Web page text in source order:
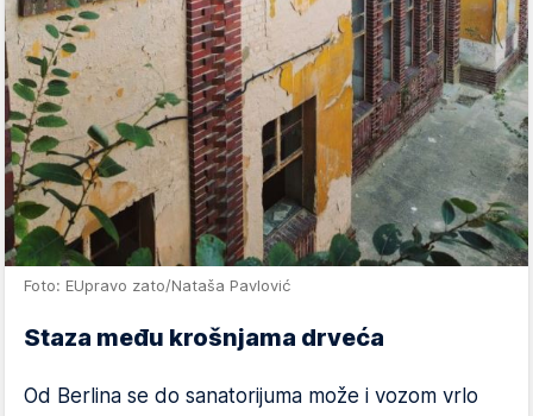
Foto: EUpravo zato/Nataša Pavlović
Staza među krošnjama drveća
Od Berlina se do sanatorijuma može i vozom vrlo